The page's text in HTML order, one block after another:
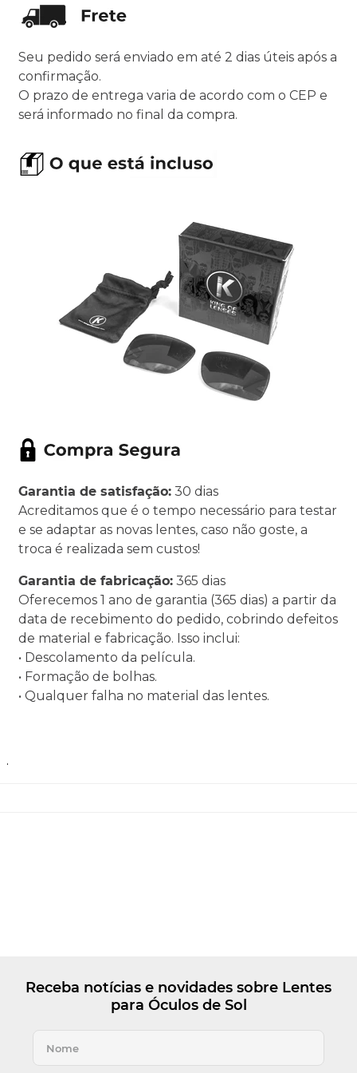
Seu pedido será enviado em até 2 dias úteis após a
confirmação.
O prazo de entrega varia de acordo com o CEP e
será informado no final da compra.
Garantia de satisfação: 30 dias
Acreditamos que é o tempo necessário para testar
e se adaptar as novas lentes, caso não goste, a
troca é realizada sem custos!
Garantia de fabricação: 365 dias
Oferecemos 1 ano de garantia (365 dias) a partir da
data de recebimento do pedido, cobrindo defeitos
de material e fabricação. Isso inclui:
• Descolamento da película.
• Formação de bolhas.
• Qualquer falha no material das lentes.
.
Receba notícias e novidades sobre Lentes
para Óculos de Sol